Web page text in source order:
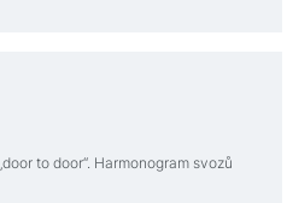
to door“. Harmonogram svozů